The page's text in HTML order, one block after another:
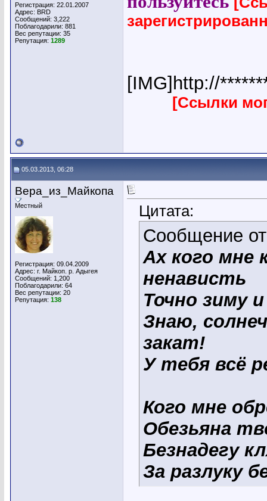
Регистрация: 22.01.2007
Адрес: BRD
Сообщений: 3,222
Поблагодарили: 881
Вес репутации: 35
Репутация: 1289
[IMG]http://
[Ссылки
05.03.2013, 06:28
Вера_из_Майкопа
Местный
Регистрация: 09.04.2009
Адрес: г. Майкоп. р. Адыгея
Сообщений: 1,200
Поблагодарили: 64
Вес репутации: 20
Репутация: 138
Цитата:
Сообщение
Ах кого мне
ненависть
Точно зиму
Знаю,
закат!
У тебя всё
Кого мне
Обезьяна
Безнадегу
За разлуку